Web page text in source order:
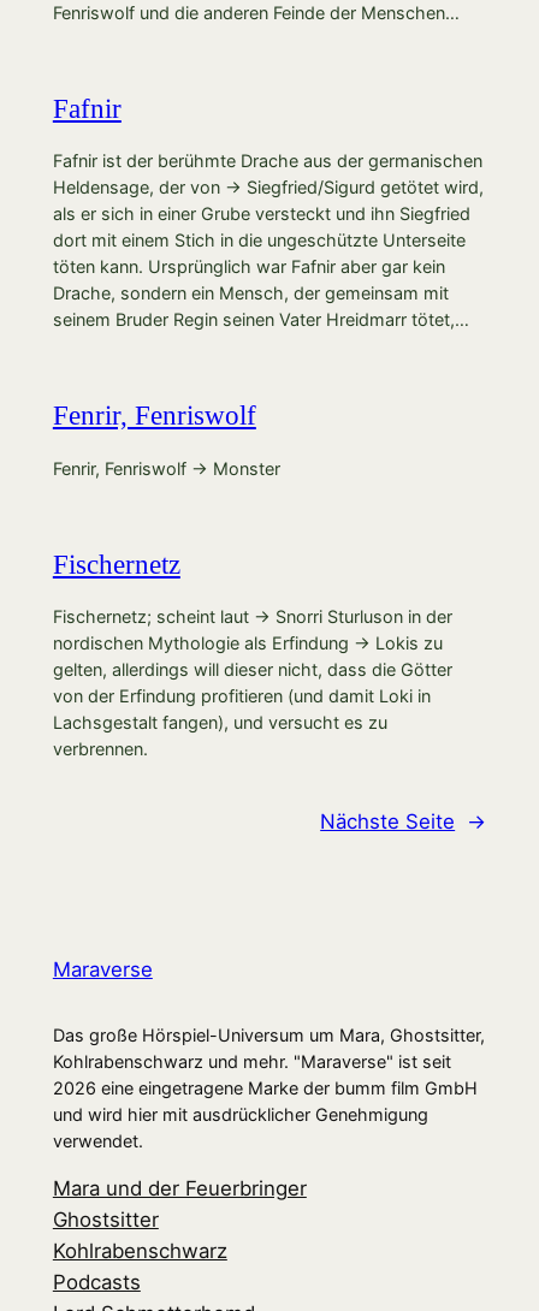
Fenriswolf und die anderen Feinde der Menschen…
Fafnir
Fafnir ist der berühmte Drache aus der germanischen
Heldensage, der von → Siegfried/Sigurd getötet wird,
als er sich in einer Grube versteckt und ihn Siegfried
dort mit einem Stich in die ungeschützte Unterseite
töten kann. Ursprünglich war Fafnir aber gar kein
Drache, sondern ein Mensch, der gemeinsam mit
seinem Bruder Regin seinen Vater Hreidmarr tötet,…
Fenrir, Fenriswolf
Fenrir, Fenriswolf → Monster
Fischernetz
Fischernetz; scheint laut → Snorri Sturluson in der
nordischen Mythologie als Erfindung → Lokis zu
gelten, allerdings will dieser nicht, dass die Götter
von der Erfindung profitieren (und damit Loki in
Lachsgestalt fangen), und versucht es zu
verbrennen.
Nächste Seite →
Maraverse
Das große Hörspiel-Universum um Mara, Ghostsitter,
Kohlrabenschwarz und mehr. "Maraverse" ist seit
2026 eine eingetragene Marke der bumm film GmbH
und wird hier mit ausdrücklicher Genehmigung
verwendet.
Mara und der Feuerbringer
Ghostsitter
Kohlrabenschwarz
Podcasts